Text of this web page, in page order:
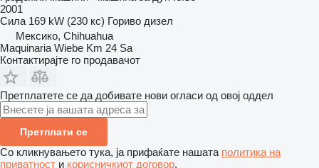
2001
Сила 169 kW (230 кс) Гориво дизел
Мексико, Chihuahua
Maquinaria Wiebe Km 24 Sa
Контактирајте го продавачот
Претплатете се да добивате нови огласи од овој оддел
Претплати се
Со кликнувањето тука, ја прифаќате нашата политика на
приватност и корисничкиот договор.